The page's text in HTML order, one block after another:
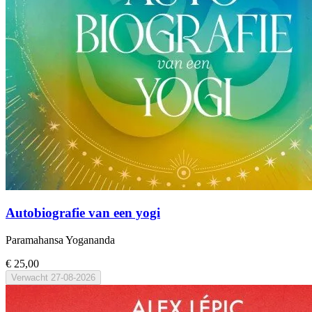
Autobiografie van een yogi
Paramahansa Yogananda
€ 25,00
Verwacht 27-08-2026